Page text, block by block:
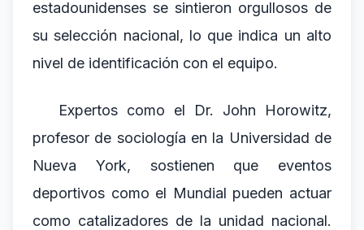
estadounidenses se sintieron orgullosos de
su selección nacional, lo que indica un alto
nivel de identificación con el equipo.
Expertos como el Dr. John Horowitz,
profesor de sociología en la Universidad de
Nueva York, sostienen que eventos
deportivos como el Mundial pueden actuar
como catalizadores de la unidad nacional.